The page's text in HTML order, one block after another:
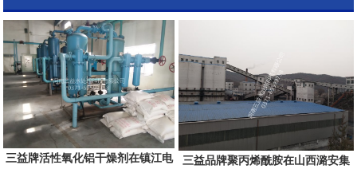
三益牌活性氧化铝干燥剂在镇江电
三益品牌聚丙烯酰胺在山西潞安集